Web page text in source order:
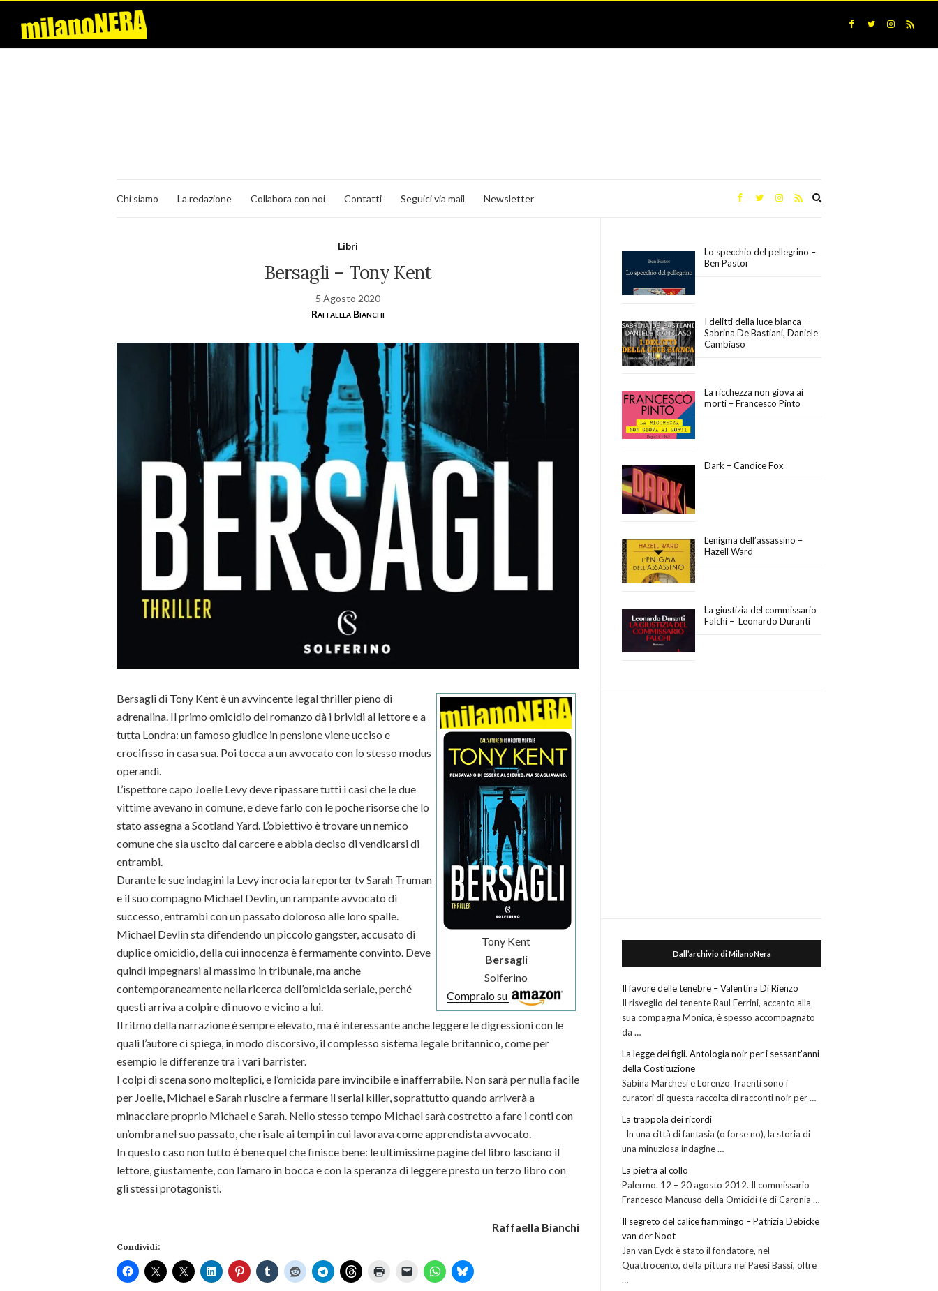
Chi siamo La redazione Collabora con noi Contatti Seguici via mail Newsletter
Libri
Bersagli – Tony Kent
5 Agosto 2020
Raffaella Bianchi
Tony Kent
Bersagli
Solferino
Compralo su
Bersagli di Tony Kent è un avvincente legal thriller pieno di
adrenalina. Il primo omicidio del romanzo dà i brividi al lettore e a
tutta Londra: un famoso giudice in pensione viene ucciso e
crocifisso in casa sua. Poi tocca a un avvocato con lo stesso modus
operandi.
L’ispettore capo Joelle Levy deve ripassare tutti i casi che le due
vittime avevano in comune, e deve farlo con le poche risorse che lo
stato assegna a Scotland Yard. L’obiettivo è trovare un nemico
comune che sia uscito dal carcere e abbia deciso di vendicarsi di
entrambi.
Durante le sue indagini la Levy incrocia la reporter tv Sarah Truman
e il suo compagno Michael Devlin, un rampante avvocato di
successo, entrambi con un passato doloroso alle loro spalle.
Michael Devlin sta difendendo un piccolo gangster, accusato di
duplice omicidio, della cui innocenza è fermamente convinto. Deve
quindi impegnarsi al massimo in tribunale, ma anche
contemporaneamente nella ricerca dell’omicida seriale, perché
questi arriva a colpire di nuovo e vicino a lui.
Il ritmo della narrazione è sempre elevato, ma è interessante anche leggere le digressioni con le
quali l’autore ci spiega, in modo discorsivo, il complesso sistema legale britannico, come per
esempio le differenze tra i vari barrister.
I colpi di scena sono molteplici, e l’omicida pare invincibile e inafferrabile. Non sarà per nulla facile
per Joelle, Michael e Sarah riuscire a fermare il serial killer, soprattutto quando arriverà a
minacciare proprio Michael e Sarah. Nello stesso tempo Michael sarà costretto a fare i conti con
un’ombra nel suo passato, che risale ai tempi in cui lavorava come apprendista avvocato.
In questo caso non tutto è bene quel che finisce bene: le ultimissime pagine del libro lasciano il
lettore, giustamente, con l’amaro in bocca e con la speranza di leggere presto un terzo libro con
gli stessi protagonisti.
Raffaella Bianchi
Condividi:
Lo specchio del pellegrino –
Ben Pastor
I delitti della luce bianca –
Sabrina De Bastiani, Daniele
Cambiaso
La ricchezza non giova ai
morti – Francesco Pinto
Dark – Candice Fox
L’enigma dell’assassino –
Hazell Ward
La giustizia del commissario
Falchi – Leonardo Duranti
Dall’archivio di MilanoNera
Il favore delle tenebre – Valentina Di Rienzo
Il risveglio del tenente Raul Ferrini, accanto alla
sua compagna Monica, è spesso accompagnato
da …
La legge dei figli. Antologia noir per i sessant’anni
della Costituzione
Sabina Marchesi e Lorenzo Traenti sono i
curatori di questa raccolta di racconti noir per …
La trappola dei ricordi
In una città di fantasia (o forse no), la storia di
una minuziosa indagine …
La pietra al collo
Palermo. 12 – 20 agosto 2012. Il commissario
Francesco Mancuso della Omicidi (e di Caronia …
Il segreto del calice fiammingo – Patrizia Debicke
van der Noot
Jan van Eyck è stato il fondatore, nel
Quattrocento, della pittura nei Paesi Bassi, oltre
…